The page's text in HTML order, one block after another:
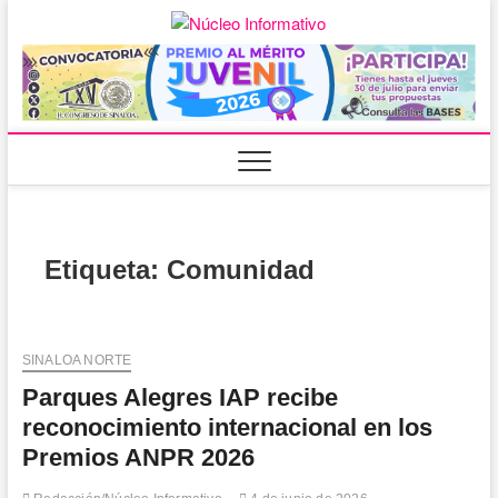
contenido
Núcleo
NOTICIAS LOCALES
DEL ESTADO DE
SINALOA
Etiqueta: Comunidad
SINALOA NORTE
Parques Alegres IAP recibe
reconocimiento internacional en los
Premios ANPR 2026